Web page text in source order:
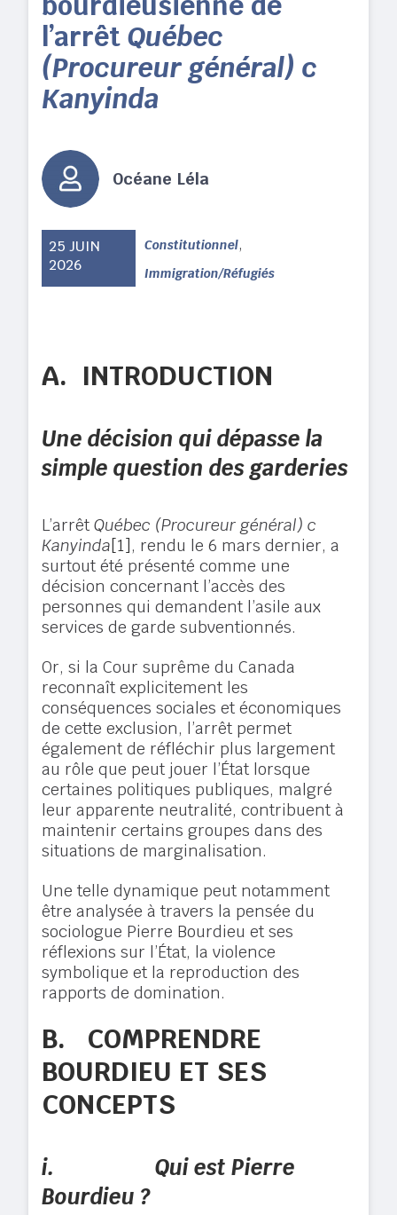
l’arrêtQuébec
(Procureur général) c
Kanyinda
Océane Léla
25 JUIN
2026
Constitutionnel,
Immigration/Réfugiés
A. INTRODUCTION
Une décision qui dépasse la
simple question des garderies
L’arrêtQuébec (Procureur général) c
Kanyinda[1], rendu le 6 mars dernier, a
surtout été présenté comme une
décision concernant l’accès des
personnes qui demandent l’asile aux
services de garde subventionnés.
Or, si la Cour suprême du Canada
reconnaît explicitement les
conséquences sociales et économiques
de cette exclusion, l’arrêt permet
également de réfléchir plus largement
au rôle que peut jouer l’État lorsque
certaines politiques publiques, malgré
leur apparente neutralité, contribuent à
maintenir certains groupes dans des
situations de marginalisation.
Une telle dynamique peut notamment
être analysée à travers la pensée du
sociologue Pierre Bourdieu et ses
réflexions sur l’État, la violence
symbolique et la reproduction des
rapports de domination.
B. COMPRENDRE
BOURDIEU ET SES
CONCEPTS
i.Qui est Pierre
Bourdieu ?